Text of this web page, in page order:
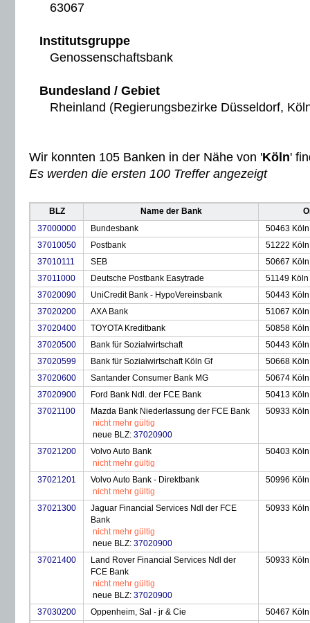
63067
Institutsgruppe
Genossenschaftsbank
Bundesland / Gebiet
Rheinland (Regierungsbezirke Düsseldorf,
Wir konnten 105 Banken in der Nähe von 'Köln'
Es werden die ersten 100 Treffer angezeigt
BLZ Name der Bank
37000000
Bundesbank
50463 Köln
37010050
Postbank
51222 Köln
37010111
SEB
50667 Köln
37011000
Deutsche Postbank Easytrade
51149 Köln
37020090
UniCredit Bank - HypoVereinsbank
50443 Köln
37020200
AXA Bank
51067 Köln
37020400
TOYOTA Kreditbank
50858 Köln
37020500
Bank für Sozialwirtschaft
50443 Köln
37020599
Bank für Sozialwirtschaft Köln Gf
50668 Köln
37020600
Santander Consumer Bank MG
50674 Köln
37020900
Ford Bank Ndl. der FCE Bank
50413 Köln
37021100
Mazda Bank Niederlassung der FCE Bank
nicht mehr gültig
neue BLZ: 37020900
50933 Köln
37021200
Volvo Auto Bank
nicht mehr gültig
50403 Köln
37021201
Volvo Auto Bank - Direktbank
nicht mehr gültig
50996 Köln
37021300
Jaguar Financial Services Ndl der FCE
Bank
nicht mehr gültig
neue BLZ: 37020900
50933 Köln
37021400
Land Rover Financial Services Ndl der
FCE Bank
nicht mehr gültig
neue BLZ: 37020900
50933 Köln
37030200 Oppenheim, Sal - jr & Cie
50467 Köln